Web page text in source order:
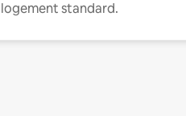
logement standard.